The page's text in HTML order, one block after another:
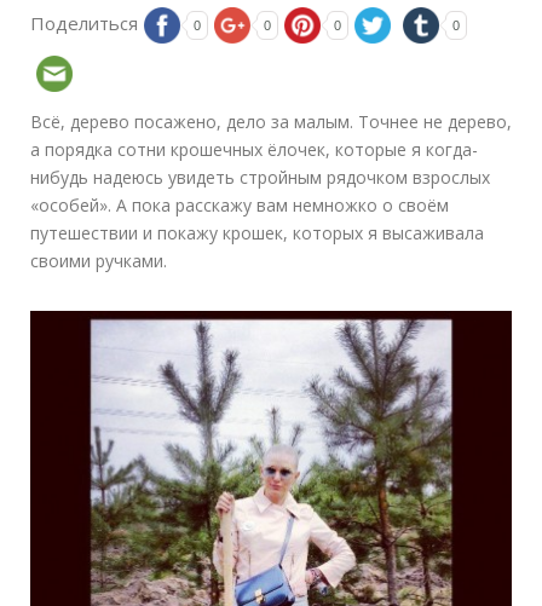
Поделиться 0 0 0 0
Всё, дерево посажено, дело за малым. Точнее не дерево,
а порядка сотни крошечных ёлочек, которые я когда-
нибудь надеюсь увидеть стройным рядочком взрослых
«особей». А пока расскажу вам немножко о своём
путешествии и покажу крошек, которых я высаживала
своими ручками.